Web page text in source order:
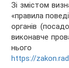
Зі змістом
«правила
органів
виконавче
https://